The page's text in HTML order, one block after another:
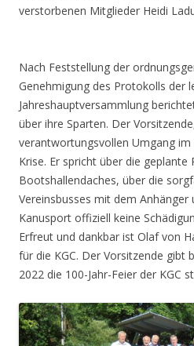
verstorbenen Mitglieder Heidi
Nach Feststellung der
Genehmigung des Protokolls der
Jahreshauptversammlung
über ihre Sparten. Der
verantwortungsvollen Umgang
Krise. Er spricht über die geplante
Bootshallendaches, über die
Vereinsbusses mit dem Anhänger
Kanusport offiziell keine
Erfreut und dankbar ist Olaf von
für die KGC. Der Vorsitzende gibt
2022 die 100-Jahr-Feier der KGC